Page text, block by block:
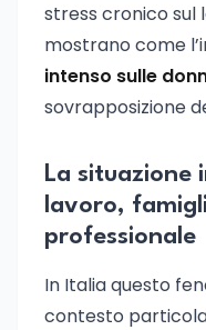
stress cronico sul
mostrano come
intenso sulle
sovrapposizione
La situazione
lavoro,
professionale
In Italia questo
contesto